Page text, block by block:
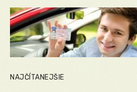
NAJČÍTANEJŠIE